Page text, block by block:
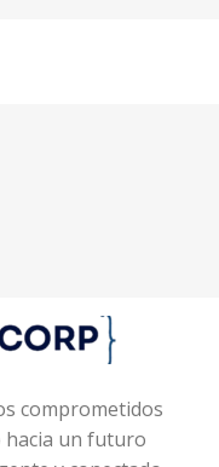
comprometidos
hacia un futuro